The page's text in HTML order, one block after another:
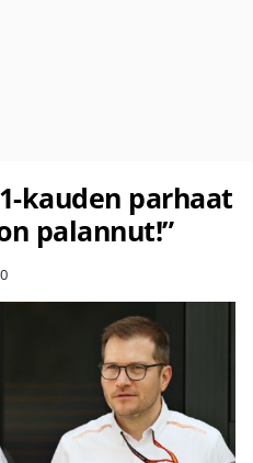
kauden parhaat
palannut!”